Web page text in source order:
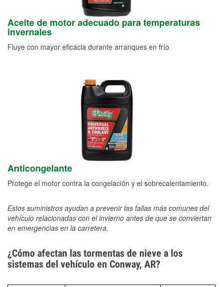
Aceite de motor adecuado para temperaturas
invernales
Fluye con mayor eficacia durante arranques en frío
Anticongelante
Protege el motor contra la congelación y el sobrecalentamiento.
Estos suministros ayudan a prevenir las fallas más comunes del
vehículo relacionadas con el invierno antes de que se conviertan
en emergencias en la carretera.
¿Cómo afectan las tormentas de nieve a los
sistemas del vehículo en Conway, AR?